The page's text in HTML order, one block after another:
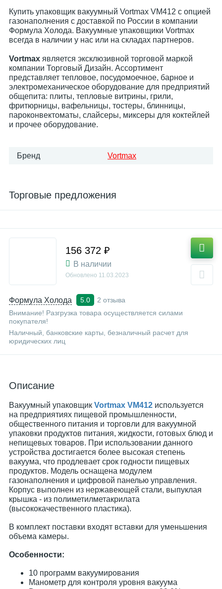
Купить упаковщик вакуумный Vortmax VM412 с опцией
газонаполнения с доставкой по России в компании
Формула Холода. Вакуумные упаковщики Vortmax
всегда в наличии у нас или на складах партнеров.
Vortmax является эксклюзивной торговой маркой
компании Торговый Дизайн. Ассортимент
представляет тепловое, посудомоечное, барное и
электромеханическое оборудование для предприятий
общепита: плиты, тепловые витрины, грили,
фритюрницы, вафельницы, тостеры, блинницы,
пароконвектоматы, слайсеры, миксеры для коктейлей
и прочее оборудование.
Бренд Vortmax
Торговые предложения
Формула Холода 5.0
2 отзыва
Внимание! Разгрузка товара осуществляется силами
покупателя!
Наличный, банковские карты, безналичный расчет для
юридических лиц
156 372 ₽
В наличии
Обновлено 11.03.2023
Описание
Вакуумный упаковщик Vortmax VM412 используется
на предприятиях пищевой промышленности,
общественного питания и торговли для вакуумной
упаковки продуктов питания, жидкости, готовых блюд и
непищевых товаров. При использовании данного
устройства достигается более высокая степень
вакуума, что продлевает срок годности пищевых
продуктов. Модель оснащена модулем
газонаполнения и цифровой панелью управления.
Корпус выполнен из нержавеющей стали, выпуклая
крышка - из полиметилметакрилата
(высококачественного пластика).
В комплект поставки входят вставки для уменьшения
объема камеры.
Особенности:
10 программ вакуумирования
Манометр для контроля уровня вакуума